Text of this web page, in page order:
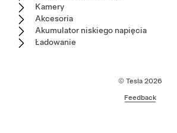
Kamery
Akcesoria
Akumulator niskiego napięcia
Ładowanie
© Tesla 2026
Feedback